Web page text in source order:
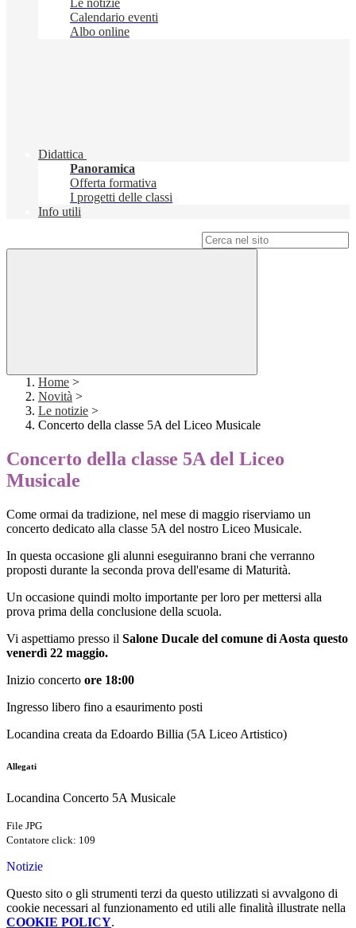
Le notizie
Calendario eventi
Albo online
Didattica
Panoramica
Offerta formativa
I progetti delle classi
Info utili
Home >
Novità >
Le notizie >
Concerto della classe 5A del Liceo Musicale
Concerto della classe 5A del Liceo
Musicale
Come ormai da tradizione, nel mese di maggio riserviamo un
concerto dedicato alla classe 5A del nostro Liceo Musicale.
In questa occasione gli alunni eseguiranno brani che verranno
proposti durante la seconda prova dell'esame di Maturità.
Un occasione quindi molto importante per loro per mettersi alla
prova prima della conclusione della scuola.
Vi aspettiamo presso il Salone Ducale del comune di Aosta questo
venerdì 22 maggio.
Inizio concerto ore 18:00
Ingresso libero fino a esaurimento posti
Locandina creata da Edoardo Billia (5A Liceo Artistico)
Allegati
Locandina Concerto 5A Musicale
File JPG
Contatore click: 109
Notizie
Questo sito o gli strumenti terzi da questo utilizzati si avvalgono di
cookie necessari al funzionamento ed utili alle finalità illustrate nella
COOKIE POLICY.